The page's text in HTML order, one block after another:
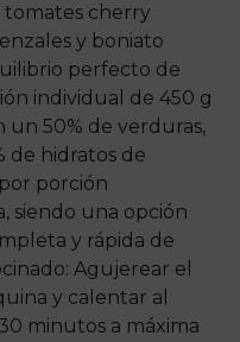
tomates cherry
y boniato
perfecto de
individual de 450 g
un 50% de verduras,
de hidratos de
porción
siendo una opción
y rápida de
Agujerear el
y calentar al
minutos a máxima